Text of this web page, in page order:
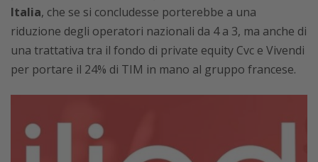
Italia, che se si concludesse porterebbe a una
riduzione degli operatori nazionali da 4 a 3, ma anche di
una trattativa tra il fondo di private equity Cvc e Vivendi
per portare il 24% di TIM in mano al gruppo francese.